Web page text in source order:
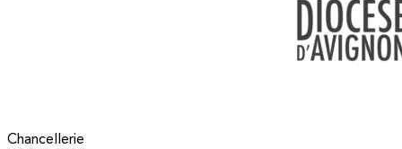
Chancellerie